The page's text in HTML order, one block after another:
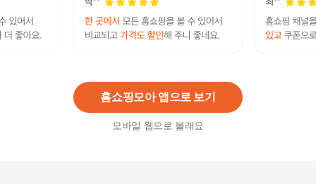
홈쇼핑모아 앱으로 보기
모바일 웹으로 볼래요
생생미 진공쌀통 7L SH-VR7 원터치 진공 쌀통